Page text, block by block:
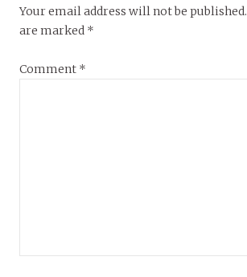
Your email address will not be published.
are marked *
Comment *